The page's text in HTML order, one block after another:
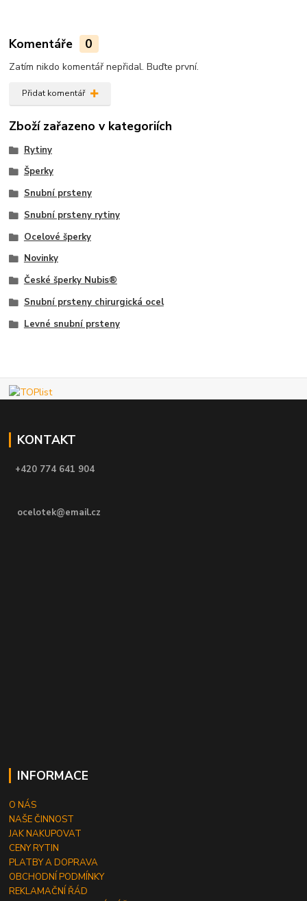
Komentáře 0
Zatím nikdo komentář nepřidal. Buďte první.
Přidat komentář
Zboží zařazeno v kategoriích
Rytiny
Šperky
Snubní prsteny
Snubní prsteny rytiny
Ocelové šperky
Novinky
České šperky Nubis®
Snubní prsteny chirurgická ocel
Levné snubní prsteny
KONTAKT
+420 774 641 904
ocelotek@email.cz
INFORMACE
O NÁS
NAŠE ČINNOST
JAK NAKUPOVAT
CENY RYTIN
PLATBY A DOPRAVA
OBCHODNÍ PODMÍNKY
REKLAMAČNÍ ŘÁD